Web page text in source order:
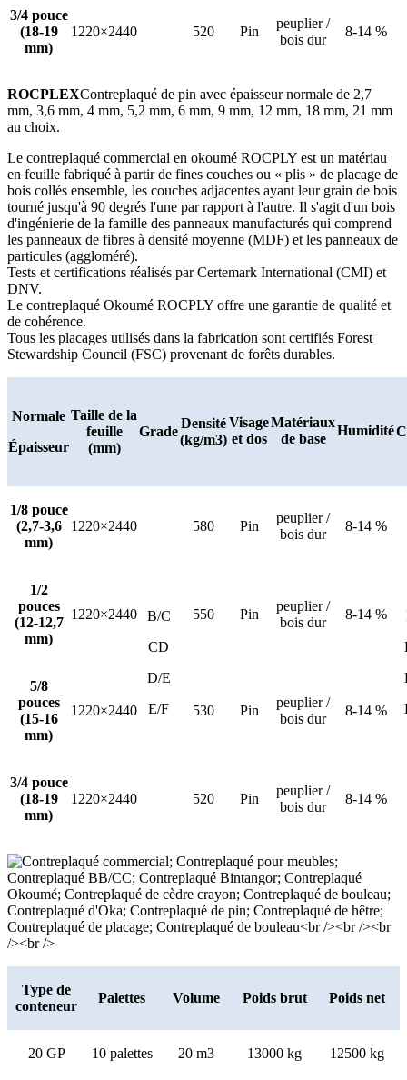
3/4 pouce
(18-19
mm)
1220×2440 520 Pin
peuplier /
bois dur
8-14 %
ROCPLEXContreplaqué de pin avec épaisseur normale de 2,7
mm, 3,6 mm, 4 mm, 5,2 mm, 6 mm, 9 mm, 12 mm, 18 mm, 21 mm
au choix.
Le contreplaqué commercial en okoumé ROCPLY est un matériau
en feuille fabriqué à partir de fines couches ou « plis » de placage de
bois collés ensemble, les couches adjacentes ayant leur grain de bois
tourné jusqu'à 90 degrés l'une par rapport à l'autre. Il s'agit d'un bois
d'ingénierie de la famille des panneaux manufacturés qui comprend
les panneaux de fibres à densité moyenne (MDF) et les panneaux de
particules (aggloméré).
Tests et certifications réalisés par Certemark International (CMI) et
DNV.
Le contreplaqué Okoumé ROCPLY offre une garantie de qualité et
de cohérence.
Tous les placages utilisés dans la fabrication sont certifiés Forest
Stewardship Council (FSC) provenant de forêts durables.
Normale
Épaisseur
Taille de la
feuille
(mm)
Grade
Densité
(kg/m3)
Visage
et dos
Matériaux
de base
Humidité
1/8 pouce
(2,7-3,6
mm)
1220×2440
B/C
CD
D/E
E/F
580 Pin
peuplier /
bois dur
8-14 %
1/2
pouces
(12-12,7
mm)
1220×2440 550 Pin
peuplier /
bois dur
8-14 %
5/8
pouces
(15-16
mm)
1220×2440 530 Pin
peuplier /
bois dur
8-14 %
3/4 pouce
(18-19
mm)
1220×2440 520 Pin
peuplier /
bois dur
8-14 %
Type de
conteneur
Palettes Volume Poids brut Poids net
20 GP 10 palettes 20 m3 13000 kg 12500 kg